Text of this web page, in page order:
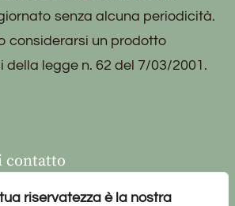
riservatezza è la nostra
senza alcuna periodicità.
considerarsi un prodotto
della legge n. 62 del 7/03/2001.
contatto